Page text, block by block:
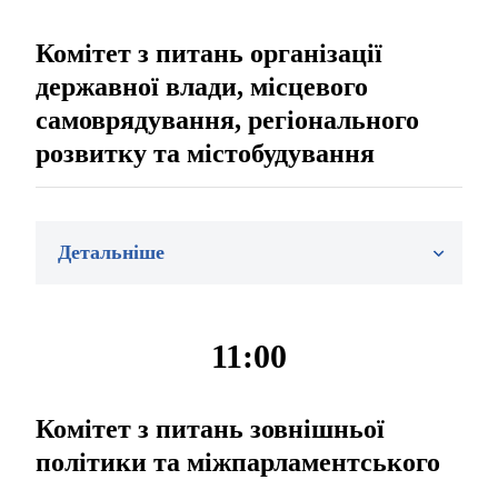
Комітет з питань організації
державної влади, місцевого
самоврядування, регіонального
розвитку та містобудування
Детальніше
11:00
Комітет з питань зовнішньої
політики та міжпарламентського